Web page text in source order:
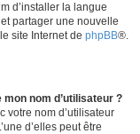
d’installer la langue
partager une nouvelle
site Internet de phpBB®.
nom d’utilisateur ?
votre nom d’utilisateur
d’elles peut être